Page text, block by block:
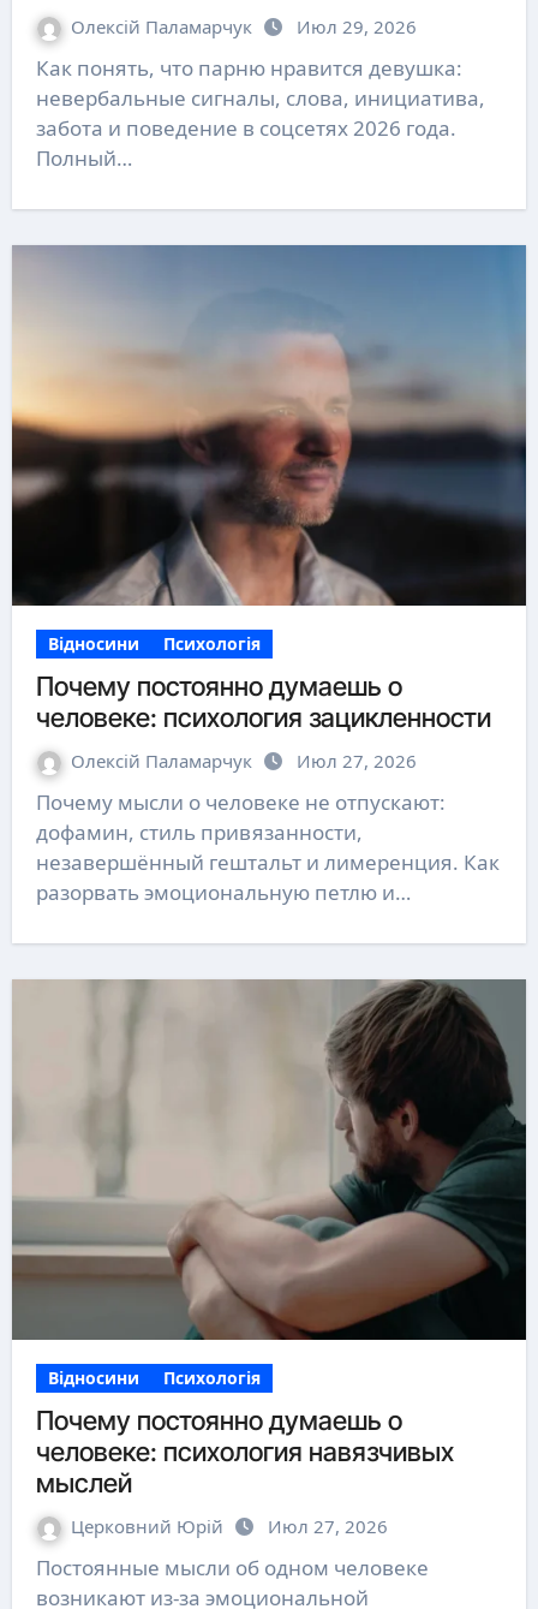
Олексій Паламарчук Июл 29, 2026
Как понять, что парню нравится девушка:
невербальные сигналы, слова, инициатива,
забота и поведение в соцсетях 2026 года.
Полный…
Відносини Психологія
Почему постоянно думаешь о
человеке: психология зацикленности
Олексій Паламарчук Июл 27, 2026
Почему мысли о человеке не отпускают:
дофамин, стиль привязанности,
незавершённый гештальт и лимеренция. Как
разорвать эмоциональную петлю и…
Відносини Психологія
Почему постоянно думаешь о
человеке: психология навязчивых
мыслей
Церковний Юрій Июл 27, 2026
Постоянные мысли об одном человеке
возникают из-за эмоциональной